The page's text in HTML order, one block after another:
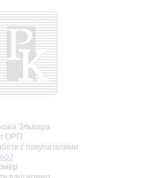
Эльвира
ОРП
с покупателями
ваш номер,